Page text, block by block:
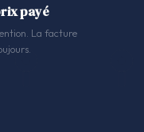
payé
La facture